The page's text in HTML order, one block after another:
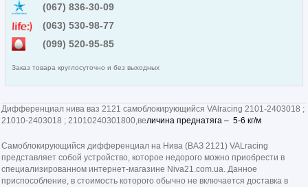
(067) 836-30-09
(063) 530-98-77
(099) 520-95-85
Заказ товара круглосуточно и без выходных
Дифференциал нива ваз 2121 самоблокирующийся VAlracing 2101-2403018 ;
21010-2403018 ; 21010240301800,величина преднатяга – 5-6 кг/м
Самоблокирующийся дифференциал на Нива (ВАЗ 2121) VALracing
представляет собой устройство, которое недорого можно приобрести в
специализированном интернет-магазине Niva21.com.ua. Данное
приспособление, в стоимость которого обычно не включается доставка в